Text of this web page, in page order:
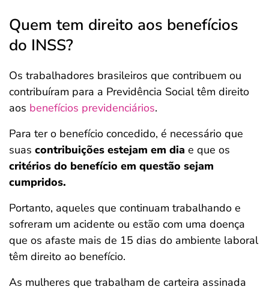
Quem tem direito aos benefícios
do INSS?
Os trabalhadores brasileiros que contribuem ou
contribuíram para a Previdência Social têm direito
aos benefícios previdenciários.
Para ter o benefício concedido, é necessário que
suas contribuições estejam em dia e que os
critérios do benefício em questão sejam
cumpridos.
Portanto, aqueles que continuam trabalhando e
sofreram um acidente ou estão com uma doença
que os afaste mais de 15 dias do ambiente laboral
têm direito ao benefício.
As mulheres que trabalham de carteira assinada